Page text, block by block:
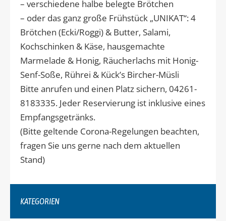
– verschiedene halbe belegte Brötchen
– oder das ganz große Frühstück „UNIKAT“: 4
Brötchen (Ecki/Roggi) & Butter, Salami,
Kochschinken & Käse, hausgemachte
Marmelade & Honig, Räucherlachs mit Honig-
Senf-Soße, Rührei & Kück’s Bircher-Müsli
Bitte anrufen und einen Platz sichern, 04261-
8183335. Jeder Reservierung ist inklusive eines
Empfangsgetränks.
(Bitte geltende Corona-Regelungen beachten,
fragen Sie uns gerne nach dem aktuellen
Stand)
KATEGORIEN